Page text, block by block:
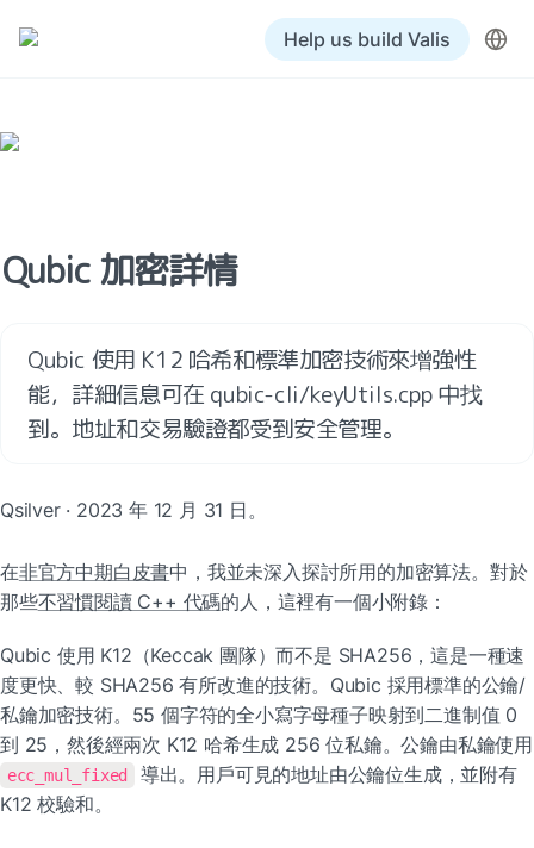
Help us build Valis
Qubic 加密詳情
Qubic 使用 K12 哈希和標準加密技術來增強性
能，詳細信息可在 qubic-cli/keyUtils.cpp 中找
到。地址和交易驗證都受到安全管理。
Qsilver · 2023 年 12 月 31 日。
在非官方中期白皮書中，我並未深入探討所用的加密算法。對於
那些不習慣閱讀 C++ 代碼的人，這裡有一個小附錄：
Qubic 使用 K12（Keccak 團隊）而不是 SHA256，這是一種速
度更快、較 SHA256 有所改進的技術。Qubic 採用標準的公鑰/
私鑰加密技術。55 個字符的全小寫字母種子映射到二進制值 0
ecc_mul_fixed
導出。用戶可見的地址由公鑰位生成，並附有
K12 校驗和。